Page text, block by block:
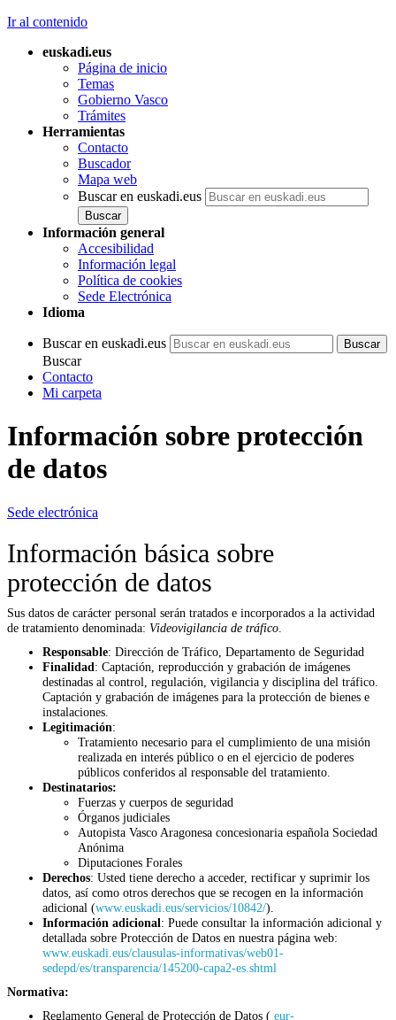
Ir al contenido
euskadi.eus
Página de inicio
Temas
Gobierno Vasco
Trámites
Herramientas
Contacto
Buscador
Mapa web
Buscar en euskadi.eus
Información general
Accesibilidad
Información legal
Política de cookies
Sede Electrónica
Idioma
Buscar en euskadi.eus
Buscar
Contacto
Mi carpeta
Información sobre protección
de datos
Sede electrónica
Información básica sobre
protección de datos
Sus datos de carácter personal serán tratados e incorporados a la actividad
de tratamiento denominada: Videovigilancia de tráfico
Responsable: Dirección de Tráfico, Departamento de Seguridad
Finalidad: Captación, reproducción y grabación de imágenes
destinadas al control, regulación, vigilancia y disciplina del tráfico.
Captación y grabación de imágenes para la protección de bienes e
instalaciones.
Legitimación:
Tratamiento necesario para el cumplimiento de una misión
realizada en interés público o en el ejercicio de poderes
públicos conferidos al responsable del tratamiento.
Destinatarios:
Fuerzas y cuerpos de seguridad
Órganos judiciales
Autopista Vasco Aragonesa concesionaria española Sociedad
Anónima
Diputaciones Forales
Derechos: Usted tiene derecho a acceder, rectificar y suprimir los
datos, así como otros derechos que se recogen en la información
adicional (www.euskadi.eus/servicios/10842/).
Información adicional: Puede consultar la información adicional y
detallada sobre Protección de Datos en nuestra página web:
www.euskadi.eus/clausulas-informativas/web01-
sedepd/es/transparencia/145200-capa2-es.shtml
Normativa:
Reglamento General de Protección de Datos ( eur-